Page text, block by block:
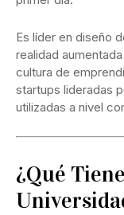
Es líder en diseño
realidad
cultura de
startups lideradas
utilizadas a nivel
¿Qué